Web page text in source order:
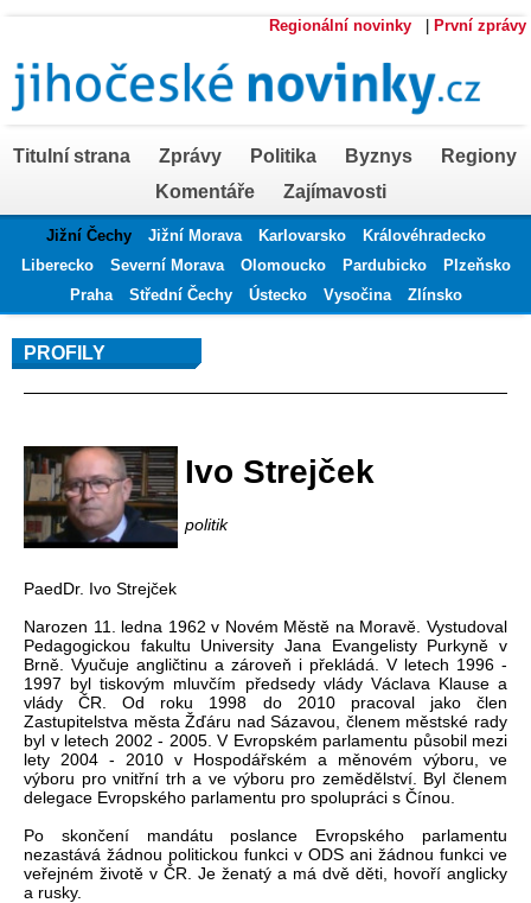
Regionální novinky První zprávy
Titulní strana Zprávy Politika Byznys
Regiony
Komentáře
Zajímavosti
Jižní Čechy Jižní Morava Karlovarsko
Královéhradecko
Liberecko
Severní Morava Olomoucko Pardubicko
Plzeňsko
Praha
Střední Čechy Ústecko Vysočina Zlínsko
PROFILY
Ivo Strejček
politik
PaedDr. Ivo Strejček
Narozen 11. ledna 1962 v Novém Městě na Moravě. Vystudoval
Pedagogickou fakultu University Jana Evangelisty Purkyně v
Brně. Vyučuje angličtinu a zároveň i překládá. V letech 1996 -
1997 byl tiskovým mluvčím předsedy vlády Václava Klause a
vlády ČR. Od roku 1998 do 2010 pracoval jako člen
Zastupitelstva města Žďáru nad Sázavou, členem městské rady
byl v letech 2002 - 2005. V Evropském parlamentu působil mezi
lety 2004 - 2010 v Hospodářském a měnovém výboru, ve
výboru pro vnitřní trh a ve výboru pro zemědělství. Byl členem
delegace Evropského parlamentu pro spolupráci s Čínou.
Po skončení mandátu poslance Evropského parlamentu
nezastává žádnou politickou funkci v ODS ani žádnou funkci ve
veřejném životě v ČR. Je ženatý a má dvě děti, hovoří anglicky
a rusky.